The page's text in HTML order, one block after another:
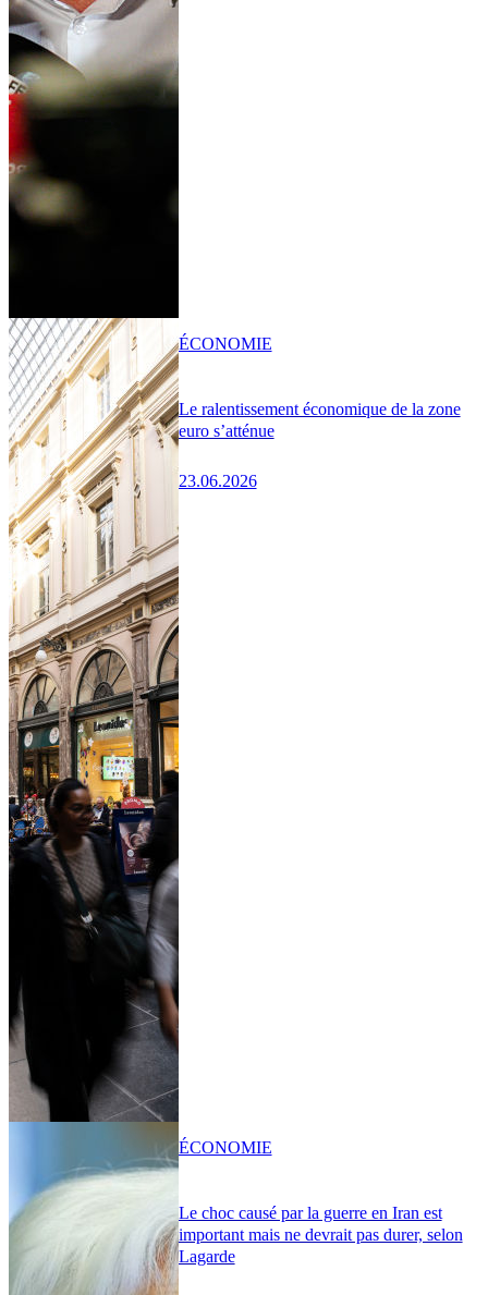
Le ralentissement économique de la zone
euro s’atténue
23.06.2026
ÉCONOMIE
Le choc causé par la guerre en Iran est
important mais ne devrait pas durer, selon
Lagarde
ÉCONOMIE